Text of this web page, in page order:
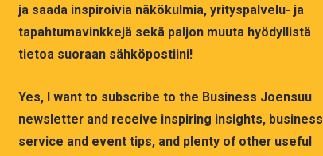
ja saada inspiroivia näkökulmia, yrityspalvelu- ja
tapahtumavinkkejä sekä paljon muuta hyödyllistä
tietoa suoraan sähköpostiini!
Yes, I want to subscribe to the Business Joensuu
newsletter and receive inspiring insights, business
service and event tips, and plenty of other useful